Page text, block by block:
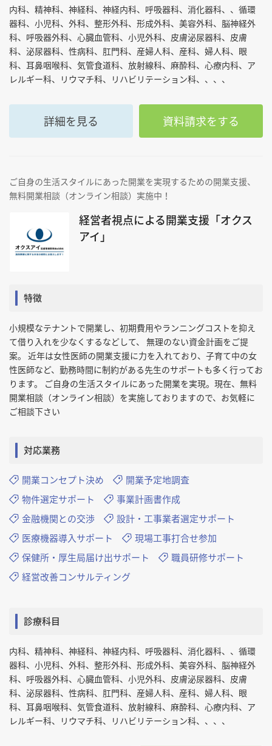
内科、精神科、神経科、神経内科、呼吸器科、消化器科、、循環
器科、小児科、外科、整形外科、形成外科、美容外科、脳神経外
科、呼吸器外科、心臓血管科、小児外科、皮膚泌尿器科、皮膚
科、泌尿器科、性病科、肛門科、産婦人科、産科、婦人科、眼
科、耳鼻咽喉科、気管食道科、放射線科、麻酔科、心療内科、ア
レルギー科、リウマチ科、リハビリテーション科、、、、
詳細を見る 資料請求をする
ご自身の生活スタイルにあった開業を実現するための開業支援、
無料開業相談（オンライン相談）実施中！
経営者視点による開業支援「オクス
アイ」
特徴
小規模なテナントで開業し、初期費用やランニングコストを抑え
て借り入れを少なくするなどして、 無理のない資金計画をご提
案。 近年は女性医師の開業支援に力を入れており、子育て中の女
性医師など、勤務時間に制約がある先生のサポートも多く行ってお
ります。 ご自身の生活スタイルにあった開業を実現。現在、無料
開業相談（オンライン相談）を実施しておりますので、お気軽に
ご相談下さい
対応業務
開業コンセプト決め
開業予定地調査
物件選定サポート
事業計画書作成
金融機関との交渉
設計・工事業者選定サポート
医療機器導入サポート
現場工事打合せ参加
保健所・厚生局届け出サポート
職員研修サポート
経営改善コンサルティング
診療科目
内科、精神科、神経科、神経内科、呼吸器科、消化器科、、循環
器科、小児科、外科、整形外科、形成外科、美容外科、脳神経外
科、呼吸器外科、心臓血管科、小児外科、皮膚泌尿器科、皮膚
科、泌尿器科、性病科、肛門科、産婦人科、産科、婦人科、眼
科、耳鼻咽喉科、気管食道科、放射線科、麻酔科、心療内科、ア
レルギー科、リウマチ科、リハビリテーション科、、、、